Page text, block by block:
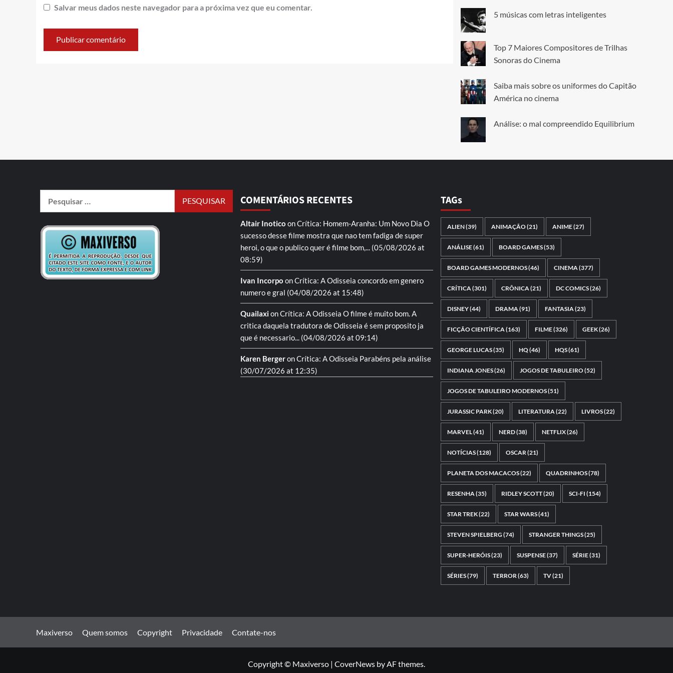
Salvar meus dados neste navegador para a próxima vez que eu comentar.
5 músicas com letras inteligentes
Top 7 Maiores Compositores de Trilhas
Sonoras do Cinema
Saiba mais sobre os uniformes do Capitão
América no cinema
Análise: o mal compreendido Equilibrium
COMENTÁRIOS RECENTES
Altair Inotico onCrítica: Homem-Aranha: Um Novo Dia O
sucesso desse filme mostra que nao tem fadiga de super
heroi, o que o publico quer é filme bom,... (05/08/2026 at
08:59)
Ivan Incorpo onCrítica: A Odisseia concordo em genero
numero e gral (04/08/2026 at 15:48)
QuailaxionCrítica: A Odisseia O filme é muito bom. A
critica daquela tradutora de Odisseia é sem proposito ja
que é necessario... (04/08/2026 at 09:14)
Karen BergeronCrítica: A Odisseia Parabéns pela análise
(30/07/2026 at 12:35)
TAGs
ALIEN(39) ANIMAÇÃO(21) ANIME(27)
ANÁLISE(61) BOARD GAMES(53)
BOARD GAMES MODERNOS(46) CINEMA (377)
CRÍTICA (301) CRÔNICA (21) DC COMICS(26)
DISNEY(44) DRAMA (91) FANTASIA (23)
FICÇÃO CIENTÍFICA (163) FILME(326) GEEK(26)
GEORGE LUCAS(35) HQ(46) HQS(61)
INDIANA JONES(26) JOGOS DE TABULEIRO(52)
JOGOS DE TABULEIRO MODERNOS(51)
JURASSIC PARK(20) LITERATURA (22) LIVROS(22)
MARVEL(41) NERD(38) NETFLIX(26)
NOTÍCIAS(128) OSCAR (21)
PLANETA DOS MACACOS(22) QUADRINHOS(78)
RESENHA (35) RIDLEY SCOTT(20) SCI-FI (154)
STAR TREK(22) STAR WARS(41)
STEVEN SPIELBERG (74) STRANGER THINGS(25)
SUPER-HERÓIS(23) SUSPENSE(37) SÉRIE(31)
SÉRIES(79) TERROR (63) TV(21)
Maxiverso Quem somos Copyright Privacidade Contate-nos
Copyright © Maxiverso | CoverNews by AF themes.